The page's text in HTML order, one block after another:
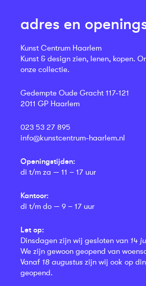
adres en
Kunst Centrum Haarlem
Kunst & design zien, lenen, kopen.
onze collectie.
Gedempte Oude Gracht 117-121
2011 GP Haarlem
023 53 27 895
info@kunstcentrum-haarlem.nl
Openingstijden:
di t/m za — 11 – 17 uur
Kantoor:
di t/m do — 9 – 17 uur
Let op:
Dinsdagen zijn wij gesloten van 14
We zijn gewoon geopend van
Vanaf 18 augustus zijn wij ook op
geopend.